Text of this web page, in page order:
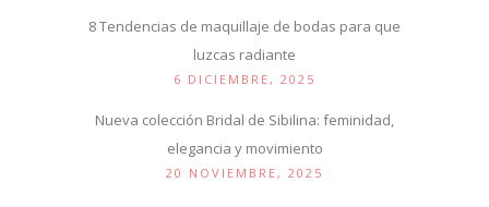
8 Tendencias de maquillaje de bodas para que
luzcas radiante
6 DICIEMBRE, 2025
Nueva colección Bridal de Sibilina: feminidad,
elegancia y movimiento
20 NOVIEMBRE, 2025